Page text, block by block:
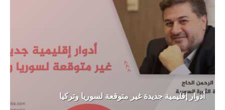
أدوار إقليمية جديدة غير متوقعة لسوريا وتركيا